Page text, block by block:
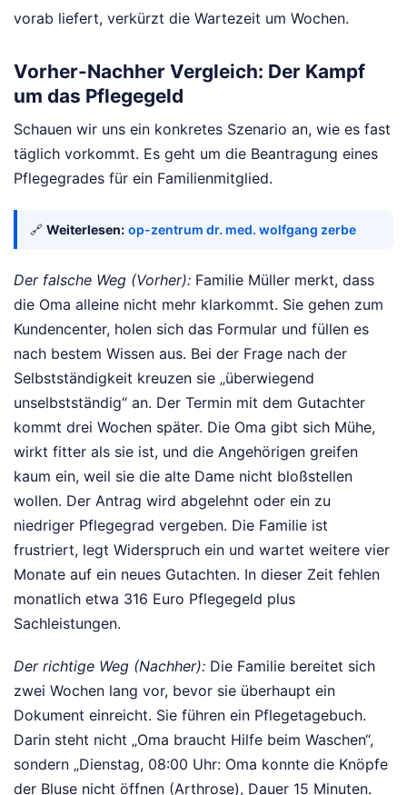
vorab liefert, verkürzt die Wartezeit um Wochen.
Vorher-Nachher Vergleich: Der Kampf
um das Pflegegeld
Schauen wir uns ein konkretes Szenario an, wie es fast
täglich vorkommt. Es geht um die Beantragung eines
Pflegegrades für ein Familienmitglied.
🔗 Weiterlesen: op-zentrum dr. med. wolfgang zerbe
Der falsche Weg (Vorher): Familie Müller merkt, dass
die Oma alleine nicht mehr klarkommt. Sie gehen zum
Kundencenter, holen sich das Formular und füllen es
nach bestem Wissen aus. Bei der Frage nach der
Selbstständigkeit kreuzen sie „überwiegend
unselbstständig“ an. Der Termin mit dem Gutachter
kommt drei Wochen später. Die Oma gibt sich Mühe,
wirkt fitter als sie ist, und die Angehörigen greifen
kaum ein, weil sie die alte Dame nicht bloßstellen
wollen. Der Antrag wird abgelehnt oder ein zu
niedriger Pflegegrad vergeben. Die Familie ist
frustriert, legt Widerspruch ein und wartet weitere vier
Monate auf ein neues Gutachten. In dieser Zeit fehlen
monatlich etwa 316 Euro Pflegegeld plus
Sachleistungen.
Der richtige Weg (Nachher): Die Familie bereitet sich
zwei Wochen lang vor, bevor sie überhaupt ein
Dokument einreicht. Sie führen ein Pflegetagebuch.
Darin steht nicht „Oma braucht Hilfe beim Waschen“,
sondern „Dienstag, 08:00 Uhr: Oma konnte die Knöpfe
der Bluse nicht öffnen (Arthrose), Dauer 15 Minuten.